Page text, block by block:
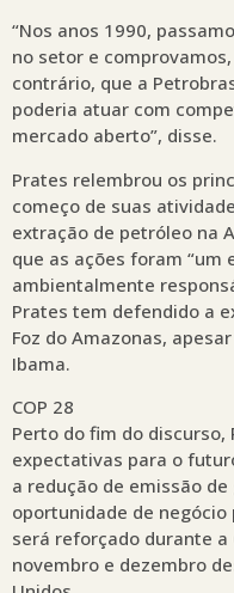
“Nos anos 1990,
no setor e
contrário, que a
poderia atuar com
mercado aberto”, disse.
Prates relembrou os
começo de suas
extração de petróleo na
que as ações foram “um
ambientalmente
Prates tem defendido a
Foz do Amazonas,
Ibama.
COP 28
Perto do fim do
expectativas para o
a redução de emissão
oportunidade de
será reforçado durante a
novembro e dezembro